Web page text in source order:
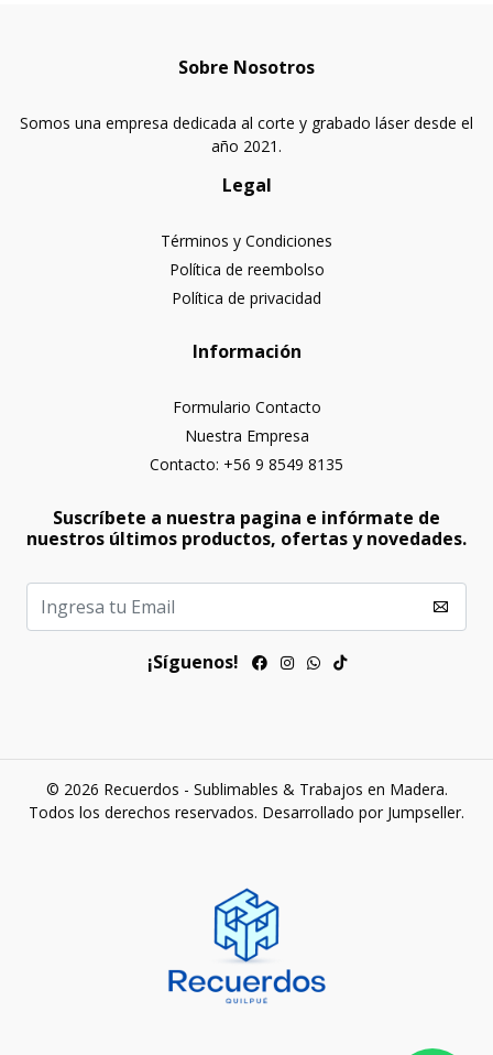
Sobre Nosotros
Somos una empresa dedicada al corte y grabado láser desde el
año 2021.
Legal
Términos y Condiciones
Política de reembolso
Política de privacidad
Información
Formulario Contacto
Nuestra Empresa
Contacto: +56 9 8549 8135
Suscríbete a nuestra pagina e infórmate de
nuestros últimos productos, ofertas y novedades.
¡Síguenos!
© 2026 Recuerdos - Sublimables & Trabajos en Madera.
Todos los derechos reservados. Desarrollado por Jumpseller.